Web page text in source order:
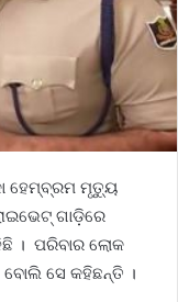
ହେମ୍ବ୍ରମ ମୃତ୍ୟୁ
ଗାଡ଼ିରେ
। ପରିବାର ଲୋକ
ସେ କହିଛନ୍ତି ।